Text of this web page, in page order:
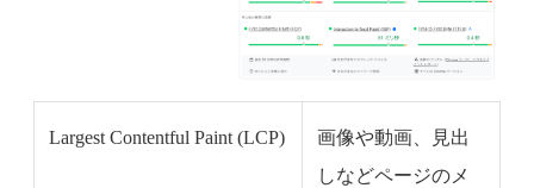
Largest Contentful Paint (LCP)
画像や動画、見出
しなどページのメ